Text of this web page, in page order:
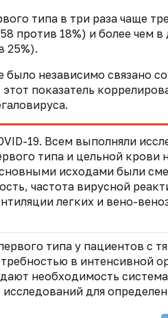
типа в три раза чаще
против 18%) и более чем в
25%).
независимо связано
показатель
19. Всем выполняли
типа и цельной крови
исходами были
частота вирусной
легких и вено-
типа у пациентов с
в интенсивной
необходимость
для